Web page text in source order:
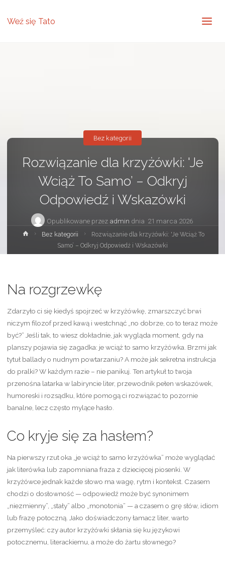
Weź się Tato
Rozwiązanie dla krzyżówki: 'Je
Wciąż To Samo’ – Odkryj
Odpowiedź i Wskazówki
Opublikowane przez admin dnia 21 marca 2026
Bez kategorii
StronaBez kategorii
Rozwiązanie dla krzyżówki: 'Je Wciąż To
Samo’ – Odkryj Odpowiedź i Wskazówki
Na rozgrzewkę
Zdarzyło ci się kiedyś spojrzeć w krzyżówkę, zmarszczyć brwi
niczym filozof przed kawą i westchnąć „no dobrze, co to teraz może
być?” Jeśli tak, to wiesz dokładnie, jak wygląda moment, gdy na
planszy pojawia się zagadka: je wciąż to samo krzyżówka. Brzmi jak
tytuł ballady o nudnym powtarzaniu? A może jak sekretna instrukcja
do pralki? W każdym razie – nie panikuj. Ten artykuł to twoja
przenośna latarka w labiryncie liter, przewodnik pełen wskazówek,
humoreski i rozsądku, które pomogą ci rozwiązać to pozornie
banalne, lecz często mylące hasło.
Co kryje się za hasłem?
Na pierwszy rzut oka „je wciąż to samo krzyżówka” może wyglądać
jak literówka lub zapomniana fraza z dziecięcej piosenki. W
krzyżówce jednak każde słowo ma wagę, rytm i kontekst. Czasem
chodzi o dosłowność — odpowiedź może być synonimem
„niezmienny”, „stały” albo „monotonia” — a czasem o grę słów, idiom
lub frazę potoczną. Jako doświadczony łamacz liter, warto
przemyśleć: czy autor krzyżówki skłania się ku językowi
potocznemu, literackiemu, a może do żartu słownego?